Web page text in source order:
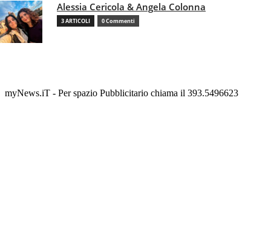
Alessia Cericola & Angela Colonna
3 ARTICOLI 0 Commenti
myNews.iT - Per spazio Pubblicitario chiama il 393.5496623